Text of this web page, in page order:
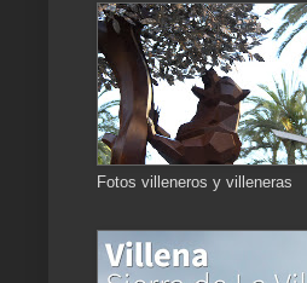
Fotos villeneros y villeneras